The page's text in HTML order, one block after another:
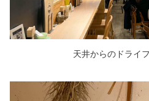
天井からのドライ